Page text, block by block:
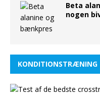
Beta
nogen
KONDITIONSTRÆNING